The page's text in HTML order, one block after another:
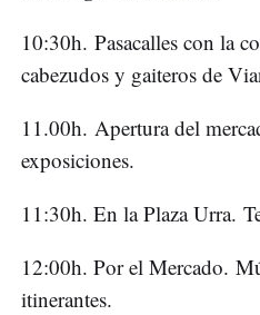
10:30h. Pasacalles con la
cabezudos y gaiteros de
11.00h. Apertura del
exposiciones.
11:30h. En la Plaza Urra.
12:00h. Por el Mercado.
itinerantes.